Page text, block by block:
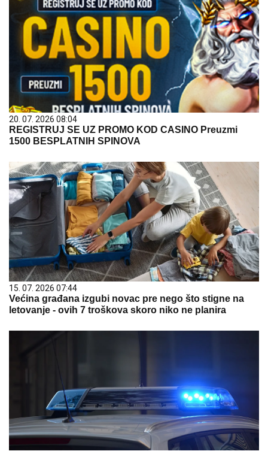
20. 07. 2026 08:04
REGISTRUJ SE UZ PROMO KOD CASINO Preuzmi
1500 BESPLATNIH SPINOVA
15. 07. 2026 07:44
Većina građana izgubi novac pre nego što stigne na
letovanje - ovih 7 troškova skoro niko ne planira